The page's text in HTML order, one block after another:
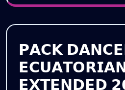
𝗣𝗔𝗖𝗞
𝗘𝗫𝗧𝗘𝗡𝗗𝗘𝗗